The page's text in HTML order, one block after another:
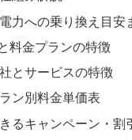
力への乗り換え目安
料金プランの特徴
とサービスの特徴
ン別料金単価表
るキャンペーン・割